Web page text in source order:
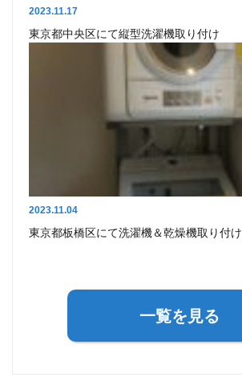
2023.11.17
東京都中央区にて縦型洗濯機取り付け
2023.11.04
東京都板橋区にて洗濯機＆乾燥機取り付け
一覧を見る